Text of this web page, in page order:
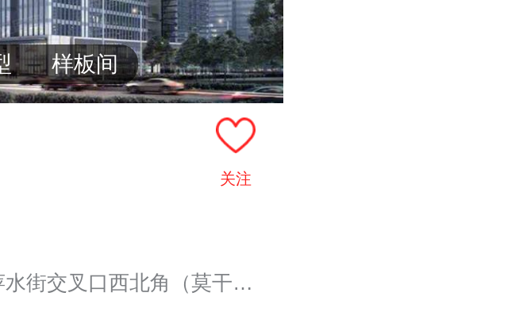
样板间
关注
口西北角（莫干山路987号）